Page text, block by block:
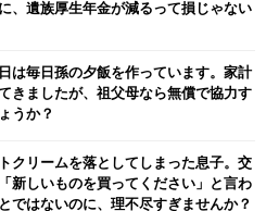
、遺族厚生年金が減るって損じゃない
は毎日孫の夕飯を作っています。家計
きましたが、祖父母なら無償で協力す
うか？
クリームを落としてしまった息子。交
新しいものを買ってください」と言わ
ではないのに、理不尽すぎませんか？